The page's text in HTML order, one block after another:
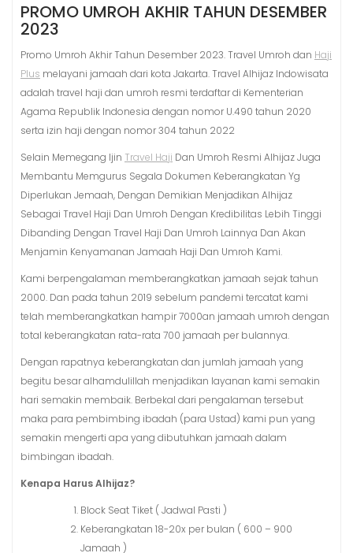
PROMO UMROH AKHIR TAHUN DESEMBER
2023
Promo Umroh Akhir Tahun Desember 2023. Travel Umroh dan Haji
Plus melayani jamaah dari kota Jakarta. Travel Alhijaz Indowisata
adalah travel haji dan umroh resmi terdaftar di Kementerian
Agama Republik Indonesia dengan nomor U.490 tahun 2020
serta izin haji dengan nomor 304 tahun 2022
Selain Memegang Ijin Travel Haji Dan Umroh Resmi Alhijaz Juga
Membantu Memgurus Segala Dokumen Keberangkatan Yg
Diperlukan Jemaah, Dengan Demikian Menjadikan Alhijaz
Sebagai Travel Haji Dan Umroh Dengan Kredibilitas Lebih Tinggi
Dibanding Dengan Travel Haji Dan Umroh Lainnya Dan Akan
Menjamin Kenyamanan Jamaah Haji Dan Umroh Kami.
Kami berpengalaman memberangkatkan jamaah sejak tahun
2000. Dan pada tahun 2019 sebelum pandemi tercatat kami
telah memberangkatkan hampir 7000an jamaah umroh dengan
total keberangkatan rata-rata 700 jamaah per bulannya.
Dengan rapatnya keberangkatan dan jumlah jamaah yang
begitu besar alhamdulillah menjadikan layanan kami semakin
hari semakin membaik. Berbekal dari pengalaman tersebut
maka para pembimbing ibadah (para Ustad) kami pun yang
semakin mengerti apa yang dibutuhkan jamaah dalam
bimbingan ibadah.
Kenapa Harus Alhijaz?
Block Seat Tiket ( Jadwal Pasti )
Keberangkatan 18-20x per bulan ( 600 – 900
Jamaah )